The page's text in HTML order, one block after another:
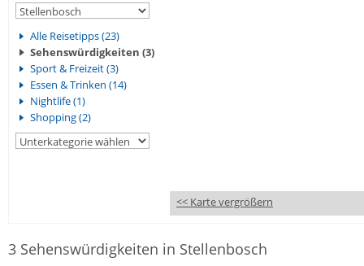
Alle Reisetipps (23)
Sehenswürdigkeiten (3)
Sport & Freizeit (3)
Essen & Trinken (14)
Nightlife (1)
Shopping (2)
<< Karte vergrößern
3 Sehenswürdigkeiten in Stellenbosch